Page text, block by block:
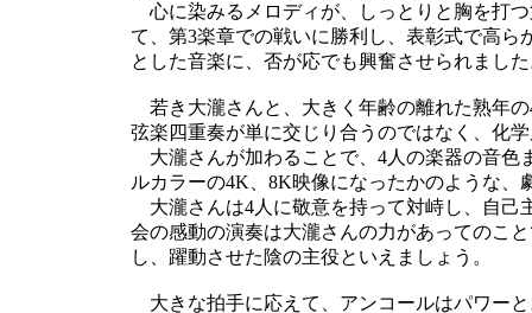
心に染みるメロディが、しっとりと胸を打
て、第3楽章での戦いに勝利し、表彰式で高
とした音楽に、否が応でも興奮させられまし
若き大瀧さんと、大きく年齢の離れた熟年
弦楽四重奏が単に交じり合うのではなく、化
大瀧さんが加わることで、4人の楽器の音色
ルカラーの4K、8K映像になったかのような、
大瀧さんは4人に敬意を持って対峙し、自己
会の感動の演奏は大瀧さんの力があってのこ
し、躍動させた陰の主役といえましょう。
大きな拍手に応えて、アンコールはパワー